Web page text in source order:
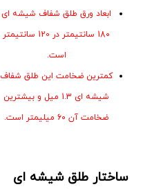
ابعاد ورق طلق شفاف شیشه ای
180 سانتیمتر در 120 سانتیمتر
است.
کمترین ضخامت این طلق شفاف
شیشه ای 1.3 میل و بیشترین
ضخامت آن 60 میلیمتر است.
ساختار طلق شیشه ای